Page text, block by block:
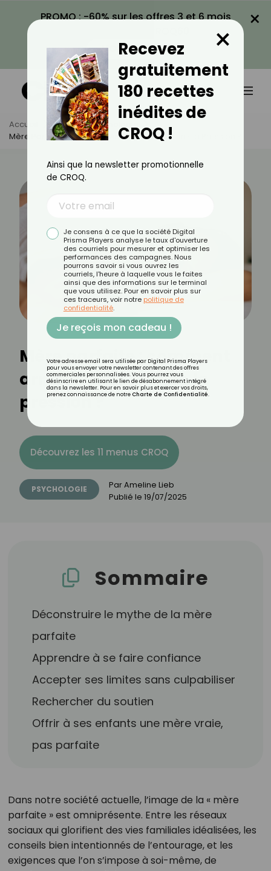
PROMO : -60% sur les offres 3 et 6 mois
VOIR LA PROMO
×
Accueil Actus
Psychologie
Mère Parfaite : Comment Arrêter De Se Mettre La Pression ?
Mère parfaite : comment
arrêter de se mettre la
pression ?
Découvrez les 11 menus CROQ
PSYCHOLOGIE ParAmeline Lieb
Publié le 19/07/2025
Sommaire
Déconstruire le mythe de la mère
parfaite
Apprendre à se faire confiance
Accepter ses limites sans culpabiliser
Rechercher du soutien
Offrir à ses enfants une mère vraie,
pas parfaite
Dans notre société actuelle, l’image de la « mère
parfaite » est omniprésente. Entre les réseaux
sociaux qui glorifient des vies familiales idéalisées, les
conseils bien intentionnés de l’entourage, et les
exigences que l’on s’impose à soi-même, de
Recevez
gratuitement
180 recettes
inédites de
CROQ !
×
Ainsi que la newsletter promotionnelle
de CROQ.
Je consens à ce que la société Digital
Prisma Players analyse le taux d'ouverture
des courriels pour mesurer et optimiser les
performances des campagnes. Nous
pourrons savoir si vous ouvrez les
courriels, l'heure à laquelle vous le faites
ainsi que des informations sur le terminal
que vous utilisez. Pour en savoir plus sur
ces traceurs, voir notre politique de
confidentialité.
Je reçois mon cadeau !
Votre adresse email sera utilisée par Digital Prisma Players
pour vous envoyer votre newsletter contenant des offres
commerciales personnalisées. Vous pourrez vous
désinscrire en utilisant le lien de désabonnement intégré
dans la newsletter. Pour en savoir plus et exercer vos droits,
prenez connaissance de notre Charte de Confidentialité.